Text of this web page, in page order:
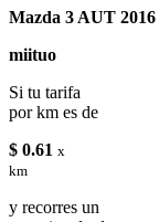
Mazda 3 AUT 2016
miituo
Si tu tarifa
por km es de
$ 0.61 x
km
y recorres un